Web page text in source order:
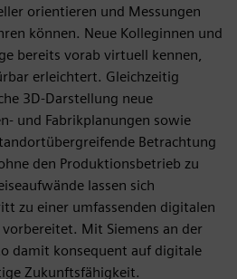
orientieren und Messungen
können. Neue Kolleginnen und
bereits vorab virtuell kennen,
erleichtert. Gleichzeitig
3D-Darstellung neue
und Fabrikplanungen sowie
Betrachtung
den Produktionsbetrieb zu
lassen sich
zu einer umfassenden digitalen
Mit Siemens an der
damit konsequent auf digitale
Zukunftsfähigkeit.